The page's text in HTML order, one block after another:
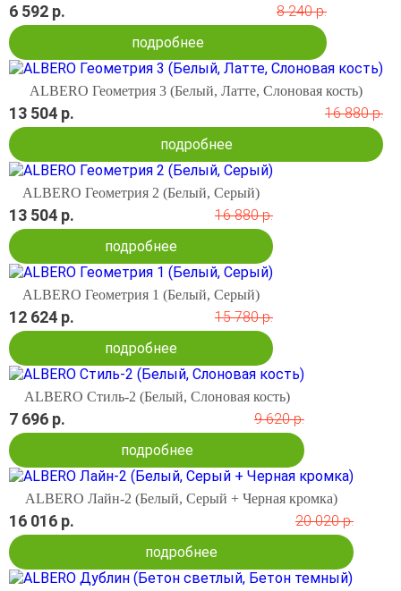
6 592 р.
8 240 р.
подробнее
ALBERO Геометрия 3 (Белый, Латте, Слоновая кость)
13 504 р.
16 880 р.
подробнее
ALBERO Геометрия 2 (Белый, Серый)
13 504 р.
16 880 р.
подробнее
ALBERO Геометрия 1 (Белый, Серый)
12 624 р.
15 780 р.
подробнее
ALBERO Стиль-2 (Белый, Слоновая кость)
7 696 р.
9 620 р.
подробнее
ALBERO Лайн-2 (Белый, Серый + Черная кромка)
16 016 р.
20 020 р.
подробнее